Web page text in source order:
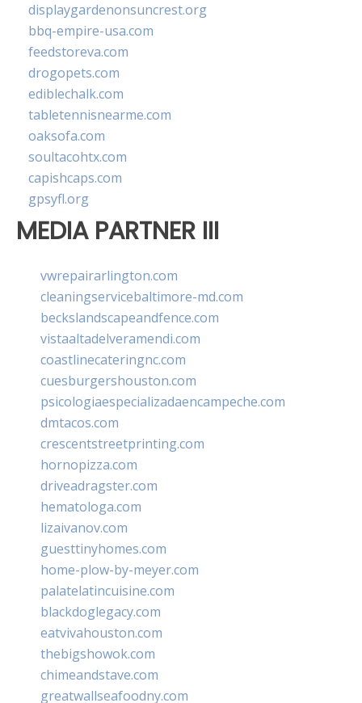
displaygardenonsuncrest.org
bbq-empire-usa.com
feedstoreva.com
drogopets.com
ediblechalk.com
tabletennisnearme.com
oaksofa.com
soultacohtx.com
capishcaps.com
gpsyfl.org
MEDIA PARTNER III
vwrepairarlington.com
cleaningservicebaltimore-md.com
beckslandscapeandfence.com
vistaaltadelveramendi.com
coastlinecateringnc.com
cuesburgershouston.com
psicologiaespecializadaencampeche.com
dmtacos.com
crescentstreetprinting.com
hornopizza.com
driveadragster.com
hematologa.com
lizaivanov.com
guesttinyhomes.com
home-plow-by-meyer.com
palatelatincuisine.com
blackdoglegacy.com
eatvivahouston.com
thebigshowok.com
chimeandstave.com
greatwallseafoodny.com